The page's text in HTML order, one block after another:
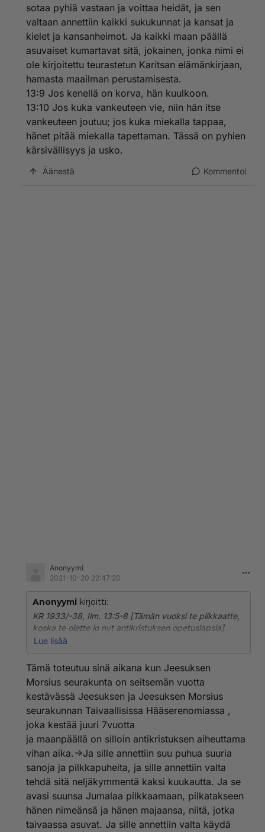
sotaa pyhiä vastaan ja voittaa heidät, ja sen
valtaan annettiin kaikki sukukunnat ja kansat ja
kielet ja kansanheimot. Ja kaikki maan päällä
asuvaiset kumartavat sitä, jokainen, jonka nimi ei
ole kirjoitettu teurastetun Karitsan elämänkirjaan,
hamasta maailman perustamisesta.
13:9 Jos kenellä on korva, hän kuulkoon.
13:10 Jos kuka vankeuteen vie, niin hän itse
vankeuteen joutuu; jos kuka miekalla tappaa,
hänet pitää miekalla tapettaman. Tässä on pyhien
kärsivällisyys ja usko.
Äänestä Kommentoi
Anonyymi
2021-10-20 22:47:20
Anonyymi kirjoitti:
KR 1933/-38, Ilm. 13:5-8 [Tämän vuoksi te pilkkaatte,
koska te olette jo nyt antikristuksen opetuslapsia]
Ja sille annettiin suu puhua suuria sanoja ja
neljäkymmentä kaksi kuukautta. Ja se avasi suunsa
hänen majaansa, niitä, jotka taivaassa asuvat. Ja sille
annettiin valta käydä sotaa pyhiä vastaan ja voittaa
heidät, ja sen valtaan annettiin kaikki sukukunnat ja
kansat ja kielet ja kansanheimot. Ja kaikki maan päällä
asuvaiset kumartavat sitä, jokainen, jonka nimi ei ole
kirjoitettu teurastetun Karitsan elämänkirjaan, hamasta
maailman perustamisesta.
13:9 Jos kenellä on korva, hän kuulkoon.
13:10 Jos kuka vankeuteen vie, niin hän itse
vankeuteen joutuu; jos kuka miekalla tappaa, hänet
pitää miekalla tapettaman. Tässä on pyhien
kärsivällisyys ja usko.
Lue lisää
Tämä toteutuu sinä aikana kun Jeesuksen
Morsius seurakunta on seitsemän vuotta
kestävässä Jeesuksen ja Jeesuksen Morsius
seurakunnan Taivaallisissa Hääserenomiassa ,
joka kestää juuri 7vuotta
ja maanpäällä on silloin antikristuksen aiheuttama
vihan aika.->Ja sille annettiin suu puhua suuria
sanoja ja pilkkapuheita, ja sille annettiin valta
tehdä sitä neljäkymmentä kaksi kuukautta. Ja se
avasi suunsa Jumalaa pilkkaamaan, pilkatakseen
hänen nimeänsä ja hänen majaansa, niitä, jotka
taivaassa asuvat. Ja sille annettiin valta käydä